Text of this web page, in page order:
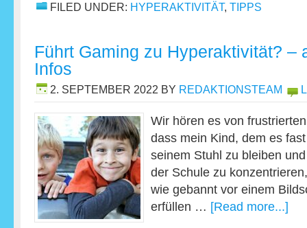
FILED UNDER: HYPERAKTIVITÄT, TIPPS
Führt Gaming zu Hyperaktivität? –
Infos
2. SEPTEMBER 2022 BY REDAKTIONSTEAM
Wir hören es von
dass mein Kind, dem es
seinem Stuhl zu bleiben
der Schule zu
wie gebannt vor einem
erfüllen … [Read more...]